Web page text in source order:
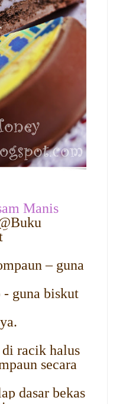
Manis
– guna
- guna biskut
racik halus
secara
dasar bekas